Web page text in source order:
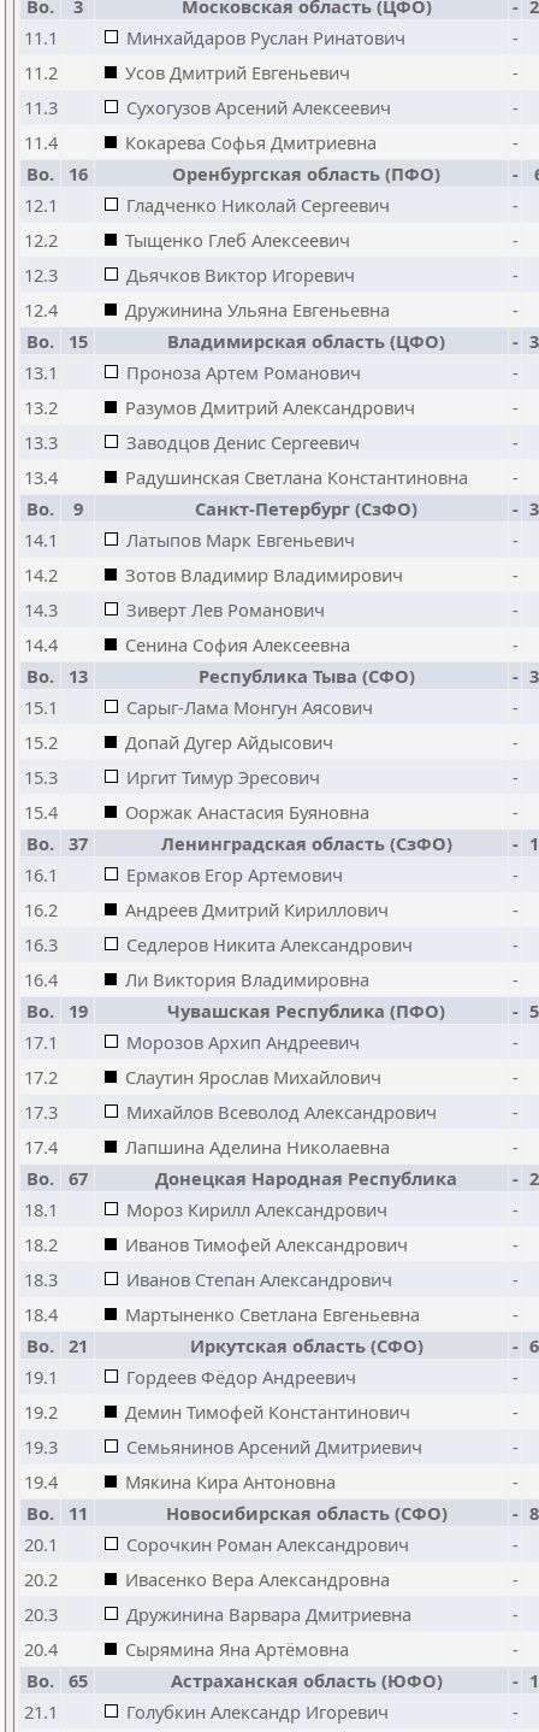
Bo.
3 Московская область (ЦФО) -
11.1
Минхайдаров Руслан Ринатович
-
11.2
Усов Дмитрий Евгеньевич
-
11.3
Сухогузов Арсений Алексеевич
-
11.4
Кокарева Софья Дмитриевна
-
Bo.
16 Оренбургская область (ПФО) -
12.1
Гладченко Николай Сергеевич
-
12.2
Тыщенко Глеб Алексеевич
-
12.3
Дьячков Виктор Игоревич
-
12.4
Дружинина Ульяна Евгеньевна
-
Bo.
15 Владимирская область (ЦФО) -
13.1
Проноза Артем Романович
-
13.2
Разумов Дмитрий Александрович
-
13.3
Заводцов Денис Сергеевич
-
13.4
Радушинская Светлана Константиновна
-
Bo.
9 Санкт-Петербург (СзФО) -
14.1
Латыпов Марк Евгеньевич
-
14.2
Зотов Владимир Владимирович
-
14.3
Зиверт Лев Романович
-
14.4
Сенина София Алексеевна
-
Bo.
13 Республика Тыва (СФО) -
15.1
Сарыг-Лама Монгун Аясович
-
15.2
Допай Дугер Айдысович
-
15.3
Иргит Тимур Эресович
-
15.4
Ооржак Анастасия Буяновна
-
Bo. 37 Ленинградская область (СзФО) -
16.1
Ермаков Егор Артемович
-
16.2
Андреев Дмитрий Кириллович
-
16.3
Седлеров Никита Александрович
-
16.4
Ли Виктория Владимировна
-
Bo.
19 Чувашская Республика (ПФО) -
17.1
Морозов Архип Андреевич
-
17.2
Слаутин Ярослав Михайлович
-
17.3
Михайлов Всеволод Александрович
-
17.4
Лапшина Аделина Николаевна
-
Bo. 67 Донецкая Народная Республика -
18.1
Мороз Кирилл Александрович
-
18.2
Иванов Тимофей Александрович
-
18.3
Иванов Степан Александрович
-
18.4
Мартыненко Светлана Евгеньевна
-
Bo. 21 Иркутская область (СФО) -
19.1
Гордеев Фёдор Андреевич
-
19.2
Демин Тимофей Константинович
-
19.3
Семьянинов Арсений Дмитриевич
-
19.4
Мякина Кира Антоновна
-
Bo.
11 Новосибирская область (СФО) -
20.1
Сорочкин Роман Александрович
-
20.2
Ивасенко Вера Александровна
-
20.3
Дружинина Варвара Дмитриевна
-
20.4
Сырямина Яна Артёмовна
-
Bo. 65 Астраханская область (ЮФО) -
21.1
Голубкин Александр Игоревич -